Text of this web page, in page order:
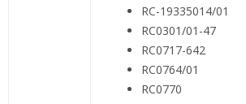
RC-19335014/01
RC0301/01-47
RC0717-642
RC0764/01
RC0770